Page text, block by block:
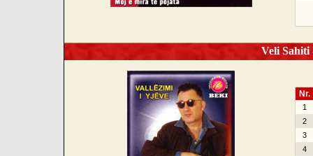
Veli
Nr.
1
2
3
4